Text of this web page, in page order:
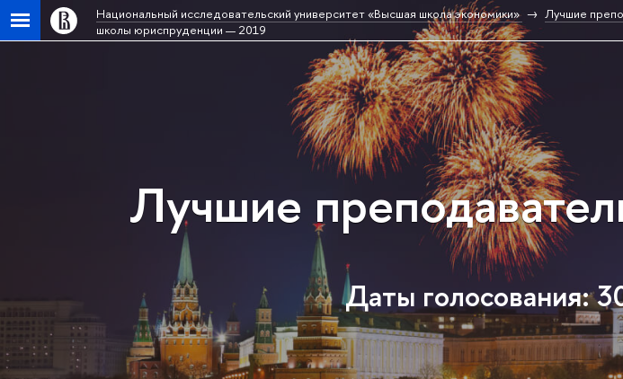
Национальный исследовательский университет «Высшая школа экономики» Лучшие
школы юриспруденции — 2019
Лучшие
Даты голосования: